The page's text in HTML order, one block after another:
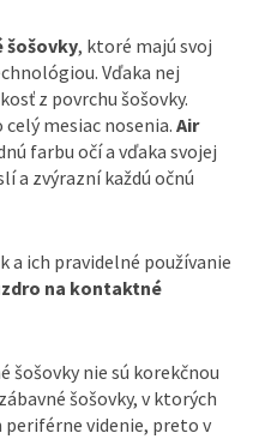
šošovky, ktoré majú svoj
Vďaka nej
z povrchu šošovky.
mesiac nosenia. Air
farbu očí a vďaka svojej
a zvýrazní každú očnú
a ich pravidelné používanie
na kontaktné
šošovky nie sú korekčnou
šošovky, v ktorých
periférne videnie, preto v